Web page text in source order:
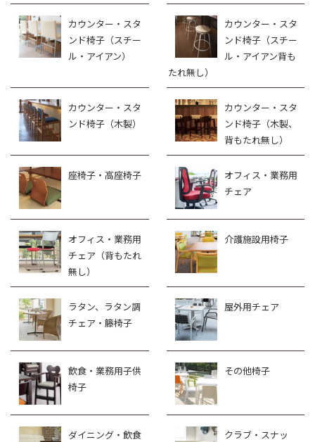
カウンター・スタ
ンド椅子（スチー
ル・アイアン）
カウンター・スタ
ンド椅子（スチー
ル・アイアン背も
たれ無し）
カウンター・スタ
ンド椅子（木製）
カウンター・スタ
ンド椅子（木製、
背もたれ無し）
座椅子・高座椅子
オフィス・業務用
チェア
オフィス・業務用
チェア（背もたれ
無し）
介護施設用椅子
ラタン、ラタン調
チェア・籐椅子
屋外用チェア
飲食・業務用子供
椅子
その他椅子
ダイニング・飲食
クラブ・スナッ